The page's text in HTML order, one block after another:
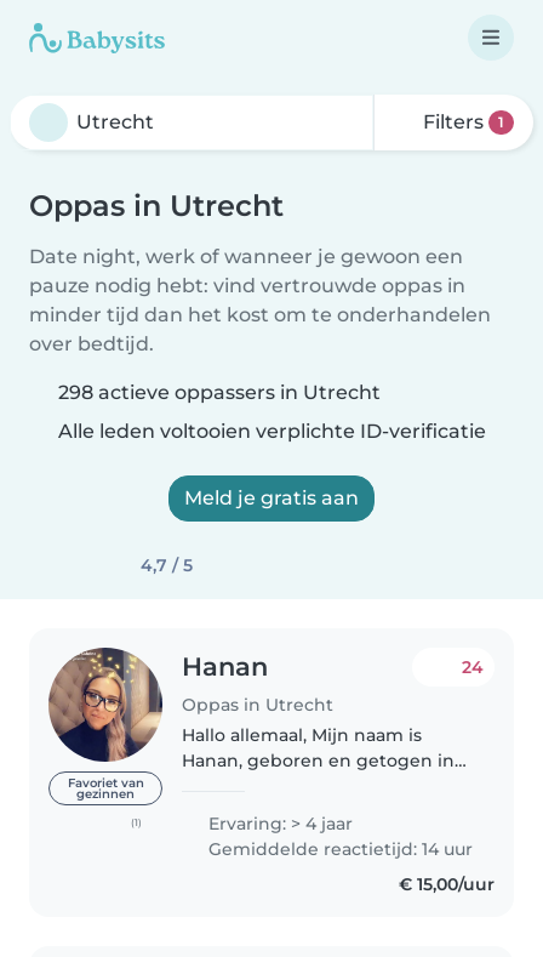
Filters 1
Oppas in Utrecht
Date night, werk of wanneer je gewoon een
pauze nodig hebt: vind vertrouwde oppas in
minder tijd dan het kost om te onderhandelen
over bedtijd.
298 actieve oppassers in Utrecht
Alle leden voltooien verplichte ID-verificatie
Meld je gratis aan
4,7 / 5
Favoriet van
gezinnen
(1)
Hanan
Oppas in Utrecht
24
Hallo allemaal, Mijn naam is
Hanan, geboren en getogen in
ervaring in het oppassen en heb
ZEER goede referenties die op te
vragen zijn. Momenteel werk..
Ervaring: > 4 jaar
Gemiddelde reactietijd: 14 uur
€ 15,00/uur